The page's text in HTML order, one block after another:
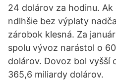
24 dolárov za hodinu.
ndlhšie bez výplaty
zárobok klesná. Za
spolu vývoz narástol o
dolárov. Dovoz bol vyšší
365,6 miliardy dolárov.